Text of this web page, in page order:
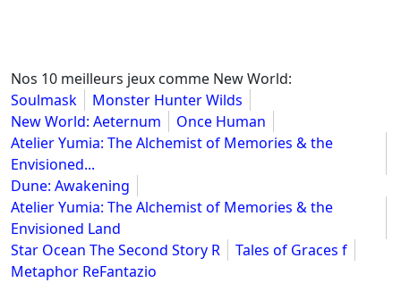
Nos 10 meilleurs jeux comme New World:
Soulmask
Monster Hunter Wilds
New World: Aeternum
Once Human
Atelier Yumia: The Alchemist of Memories & the
Envisioned...
Dune: Awakening
Atelier Yumia: The Alchemist of Memories & the
Envisioned Land
Star Ocean The Second Story R
Tales of Graces f
Metaphor ReFantazio